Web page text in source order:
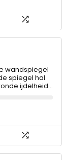
wandspiegel
spiegel hal
ijdelheid…